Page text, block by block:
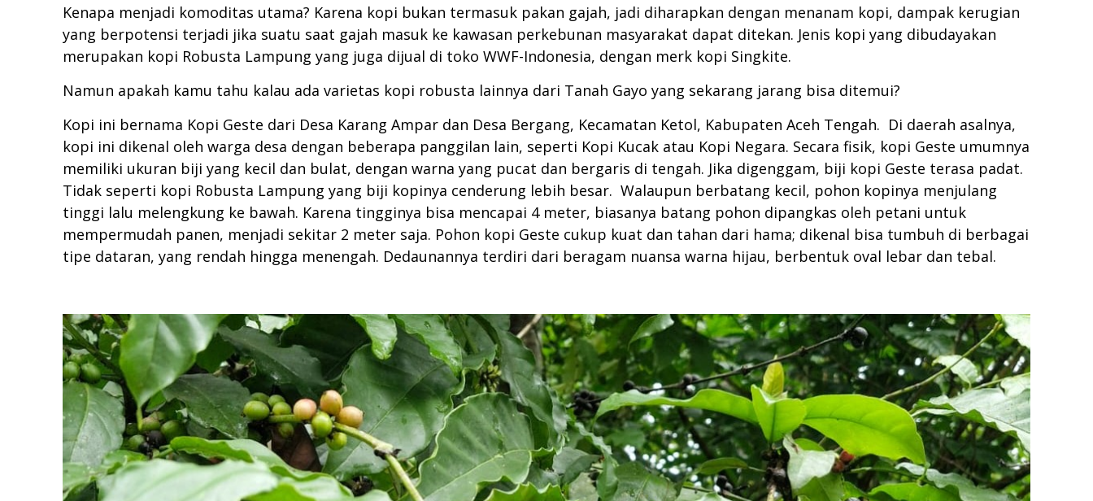
Kenapa menjadi komoditas utama? Karena kopi bukan termasuk pakan gajah, jadi diharapkan dengan menanam kopi, dampak kerugian
yang berpotensi terjadi jika suatu saat gajah masuk ke kawasan perkebunan masyarakat dapat ditekan. Jenis kopi yang dibudayakan
merupakan kopi Robusta Lampung yang juga dijual di toko WWF-Indonesia, dengan merk kopi Singkite.
Namun apakah kamu tahu kalau ada varietas kopi robusta lainnya dari Tanah Gayo yang sekarang jarang bisa ditemui?
Kopi ini bernama Kopi Geste dari Desa Karang Ampar dan Desa Bergang, Kecamatan Ketol, Kabupaten Aceh Tengah. Di daerah asalnya,
kopi ini dikenal oleh warga desa dengan beberapa panggilan lain, seperti Kopi Kucak atau Kopi Negara. Secara fisik, kopi Geste umumnya
memiliki ukuran biji yang kecil dan bulat, dengan warna yang pucat dan bergaris di tengah. Jika digenggam, biji kopi Geste terasa padat.
Tidak seperti kopi Robusta Lampung yang biji kopinya cenderung lebih besar. Walaupun berbatang kecil, pohon kopinya menjulang
tinggi lalu melengkung ke bawah. Karena tingginya bisa mencapai 4 meter, biasanya batang pohon dipangkas oleh petani untuk
mempermudah panen, menjadi sekitar 2 meter saja. Pohon kopi Geste cukup kuat dan tahan dari hama; dikenal bisa tumbuh di berbagai
tipe dataran, yang rendah hingga menengah. Dedaunannya terdiri dari beragam nuansa warna hijau, berbentuk oval lebar dan tebal.